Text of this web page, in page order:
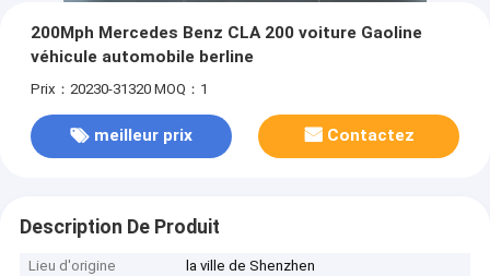
200Mph Mercedes Benz CLA 200 voiture Gaoline
véhicule automobile berline
Prix：20230-31320 MOQ：1
meilleur prix Contactez
Description De Produit
Lieu d'origine
la ville de Shenzhen